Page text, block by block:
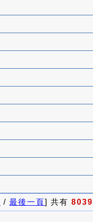
/ 最後一頁] 共有 8039